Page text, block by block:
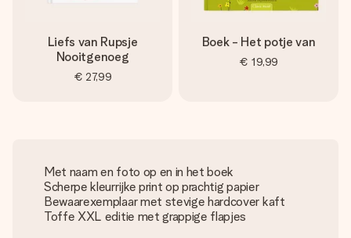
Liefs van Rupsje
Nooitgenoeg
€ 27,99
Boek - Het potje van
€ 19,99
Met naam en foto op en in het boek
Scherpe kleurrijke print op prachtig papier
Bewaarexemplaar met stevige hardcover kaft
Toffe XXL editie met grappige flapjes